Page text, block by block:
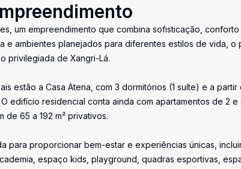
um empreendimento que combina sofisticação,
e ambientes planejados para diferentes estilos de vida,
privilegiada de Xangri-Lá.
estão a Casa Atena, com 3 dormitórios (1 suíte) e a partir
O edifício residencial conta ainda com apartamentos de 2
de 65 a 192 m² privativos.
para proporcionar bem-estar e experiências únicas,
espaço kids, playground, quadras esportivas,